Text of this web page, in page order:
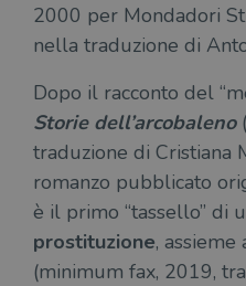
2000 per Mondadori
nella traduzione di
Dopo il racconto del
Storie dell’arcobaleno
traduzione di Cristiana
romanzo pubblicato
è il primo “tassello” di
prostituzione, assieme
(minimum fax, 2019,